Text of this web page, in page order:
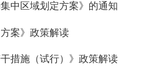
中区域划定方案》的通知
案》政策解读
措施（试行）》政策解读